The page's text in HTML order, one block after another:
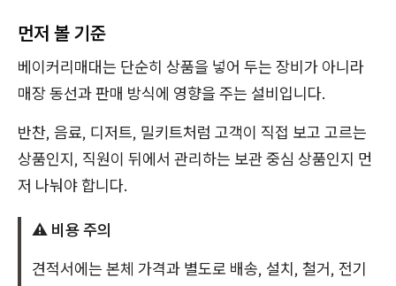
먼저 볼 기준
베이커리매대는 단순히 상품을 넣어 두는 장비가 아니라
매장 동선과 판매 방식에 영향을 주는 설비입니다.
반찬, 음료, 디저트, 밀키트처럼 고객이 직접 보고 고르는
상품인지, 직원이 뒤에서 관리하는 보관 중심 상품인지 먼
저 나눠야 합니다.
⚠️ 비용 주의
견적서에는 본체 가격과 별도로 배송, 설치, 철거, 전기